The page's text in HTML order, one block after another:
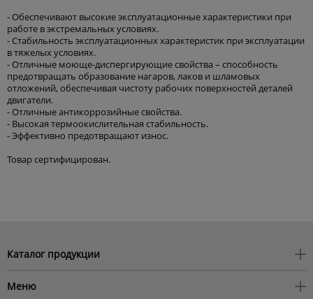
- Обеспечивают высокие эксплуатационные характеристики при
работе в экстремальных условиях.
- Стабильность эксплуатационных характеристик при эксплуатации
в тяжелых условиях.
- Отличные моюще-диспергирующие свойства – способность
предотвращать образование нагаров, лаков и шламовых
отложений, обеспечивая чистоту рабочих поверхностей деталей
двигатели.
- Отличные антикоррозийные свойства.
- Высокая термоокислительная стабильность.
- Эффективно предотвращают износ.
Товар сертифицирован.
Каталог продукции
Меню